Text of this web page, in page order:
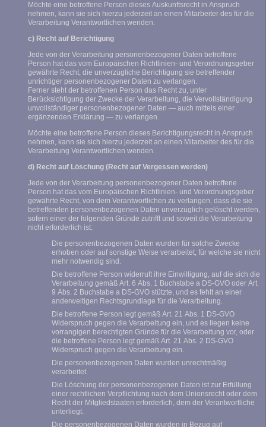
Möchte eine betroffene Person dieses Auskunftsrecht in Anspruch
nehmen, kann sie sich hierzu jederzeit an einen Mitarbeiter des für die
Verarbeitung Verantwortlichen wenden.
c) Recht auf Berichtigung
Jede von der Verarbeitung personenbezogener Daten betroffene
Person hat das vom Europäischen Richtlinien- und Verordnungsgeber
gewährte Recht, die unverzügliche Berichtigung sie betreffender
unrichtiger personenbezogener Daten zu verlangen.
Ferner steht der betroffenen Person das Recht zu, unter
Berücksichtigung der Zwecke der Verarbeitung, die Vervollständigung
unvollständiger personenbezogener Daten — auch mittels einer
ergänzenden Erklärung — zu verlangen.
Möchte eine betroffene Person dieses Berichtigungsrecht in Anspruch
nehmen, kann sie sich hierzu jederzeit an einen Mitarbeiter des für die
Verarbeitung Verantwortlichen wenden.
d) Recht auf Löschung (Recht auf Vergessen werden)
Jede von der Verarbeitung personenbezogener Daten betroffene
Person hat das vom Europäischen Richtlinien- und Verordnungsgeber
gewährte Recht, von dem Verantwortlichen zu verlangen, dass die sie
betreffenden personenbezogenen Daten unverzüglich gelöscht werden,
sofern einer der folgenden Gründe zutrifft und soweit die Verarbeitung
nicht erforderlich ist:
Die personenbezogenen Daten wurden für solche Zwecke
erhoben oder auf sonstige Weise verarbeitet, für welche sie nicht
mehr notwendig sind.
Die betroffene Person widerruft ihre Einwilligung, auf die sich die
Verarbeitung gemäß Art. 6 Abs. 1 Buchstabe a DS-GVO oder Art.
9 Abs. 2 Buchstabe a DS-GVO stützte, und es fehlt an einer
anderweitigen Rechtsgrundlage für die Verarbeitung.
Die betroffene Person legt gemäß Art. 21 Abs. 1 DS-GVO
Widerspruch gegen die Verarbeitung ein, und es liegen keine
vorrangigen berechtigten Gründe für die Verarbeitung vor, oder
die betroffene Person legt gemäß Art. 21 Abs. 2 DS-GVO
Widerspruch gegen die Verarbeitung ein.
Die personenbezogenen Daten wurden unrechtmäßig
verarbeitet.
Die Löschung der personenbezogenen Daten ist zur Erfüllung
einer rechtlichen Verpflichtung nach dem Unionsrecht oder dem
Recht der Mitgliedstaaten erforderlich, dem der Verantwortliche
unterliegt.
Die personenbezogenen Daten wurden in Bezug auf